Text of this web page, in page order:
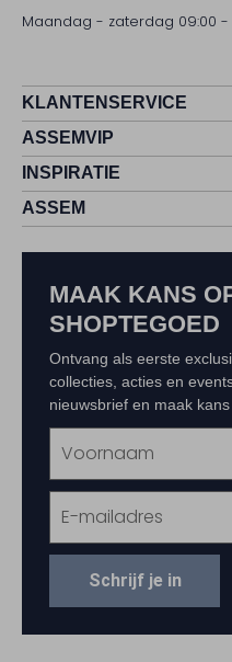
Maandag - zaterdag 09:00 -
KLANTENSERVICE
ASSEMVIP
INSPIRATIE
ASSEM
MAAK KANS
SHOPTEGOED
Ontvang als eerste
collecties, acties en
nieuwsbrief en maak
Schrijf je in